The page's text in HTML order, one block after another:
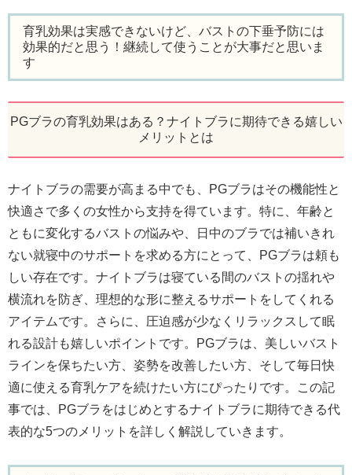
育乳効果は実感できないけど、バストの下垂予防には
効果的だと思う！継続して使うことが大事だと思いま
す
PGブラの育乳効果はある？ナイトブラに期待できる嬉しい
メリットとは
ナイトブラの需要が高まる中でも、PGブラはその機能性と
快適さで多くの女性から支持を得ています。特に、年齢と
ともに変化するバストの悩みや、日中のブラでは補いきれ
ない就寝中のサポートを求める方にとって、PGブラは頼も
しい存在です。ナイトブラは寝ている間のバストの揺れや
横流れを防ぎ、理想的な形に整えるサポートをしてくれる
アイテムです。さらに、圧迫感が少なくリラックスして眠
れる設計も嬉しいポイントです。PGブラは、美しいバスト
ラインを保ちたい方、姿勢を改善したい方、そして毎日快
適に使える育乳ケアを続けたい方にぴったりです。この記
事では、PGブラをはじめとするナイトブラに期待できる代
表的な5つのメリットを詳しく解説していきます。